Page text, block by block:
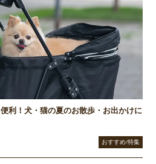
利！犬・猫の夏のお散歩・お出かけに
おすすめ/特集